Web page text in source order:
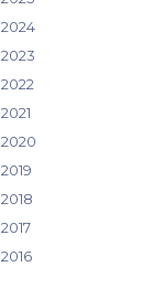
2024
2023
2022
2021
2020
2019
2018
2017
2016